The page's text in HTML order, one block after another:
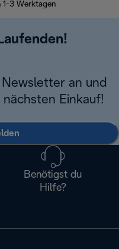
1-3 Werktagen
an und
Einkauf!
Benötigst du
Hilfe?